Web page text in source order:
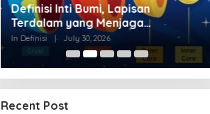
Definisi Inti Bumi, Lapisan
Terdalam yang Menjaga
Kehidupan Planet
In Definisi July 30, 2026
Recent Post